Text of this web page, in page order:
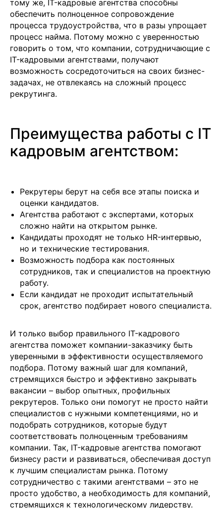
тому же, IT-кадровые агентства способны
обеспечить полноценное сопровождение
процесса трудоустройства, что в разы упрощает
процесс найма. Потому можно с уверенностью
говорить о том, что компании, сотрудничающие с
IT-кадровыми агентствами, получают
возможность сосредоточиться на своих бизнес-
задачах, не отвлекаясь на сложный процесс
рекрутинга.
Преимущества работы с IT
кадровым агентством:
Рекрутеры берут на себя все этапы поиска и
оценки кандидатов.
Агентства работают с экспертами, которых
сложно найти на открытом рынке.
Кандидаты проходят не только HR-интервью,
но и технические тестирования.
Возможность подбора как постоянных
сотрудников, так и специалистов на проектную
работу.
Если кандидат не проходит испытательный
срок, агентство подбирает нового специалиста.
И только выбор правильного IT-кадрового
агентства поможет компании-заказчику быть
уверенными в эффективности осуществляемого
подбора. Потому важный шаг для компаний,
стремящихся быстро и эффективно закрывать
вакансии – выбор опытных, профильных
рекрутеров. Только они помогут не просто найти
специалистов с нужными компетенциями, но и
подобрать сотрудников, которые будут
соответствовать полноценным требованиям
компании. Так, IT-кадровые агентства помогают
бизнесу расти и развиваться, обеспечивая доступ
к лучшим специалистам рынка. Потому
сотрудничество с такими агентствами – это не
просто удобство, а необходимость для компаний,
стремящихся к технологическому лидерству.
+7
Отправить заявку
Мы направим вам коммерческое
предложение в течении часа!
Заполняя данную форму, вы даете
обработку Персональных данныхи соглашаетесь с
Политикой в отношении обработки персональных
данных
+7 499 380 89 20
info@it-atlas.ru